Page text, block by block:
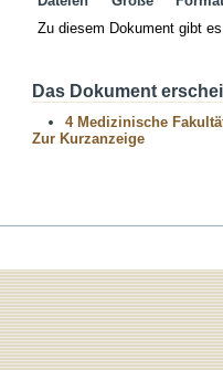
Zu diesem Dokument gibt
Das Dokument
4 Medizinische
Zur Kurzanzeige